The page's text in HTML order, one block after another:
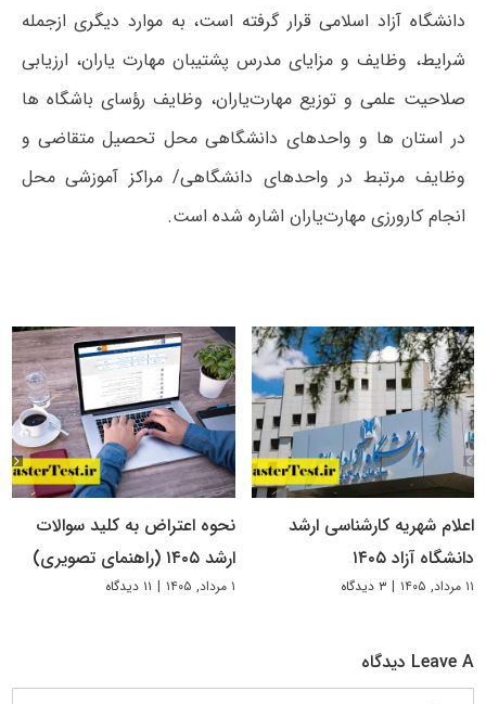
دانشگاه آزاد اسلامی قرار گرفته است، به موارد دیگری ازجمله
شرایط، وظایف و مزایای مدرس پشتیبان مهارت یاران، ارزیابی
صلاحیت علمی و توزیع مهارت‌یاران، وظایف رؤسای باشگاه ها
در استان ها و واحدهای دانشگاهی محل تحصیل متقاضی و
وظایف مرتبط در واحدهای دانشگاهی/ مراکز آموزشی محل
انجام کارورزی مهارت‌یاران اشاره شده است.
اعلام شهریه کارشناسی ارشد
دانشگاه آزاد ۱۴۰۵
۱۱ مرداد, ۱۴۰۵ | ۳ دیدگاه
نحوه اعتراض به کلید سوالات
ارشد ۱۴۰۵ (راهنمای تصویری)
۱ مرداد, ۱۴۰۵ | ۱۱ دیدگاه
Leave A دیدگاه